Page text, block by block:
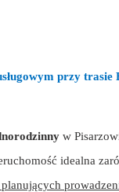
przy trasie
w
idealna